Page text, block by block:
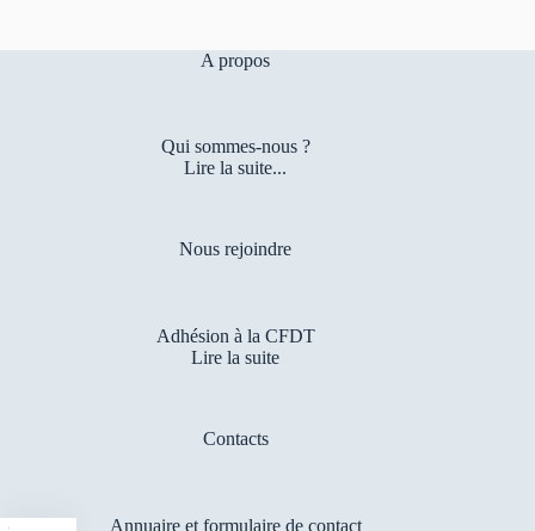
A propos
Qui sommes-nous ?
Lire la suite...
Nous rejoindre
Adhésion à la CFDT
Lire la suite
Contacts
Annuaire et formulaire de contact